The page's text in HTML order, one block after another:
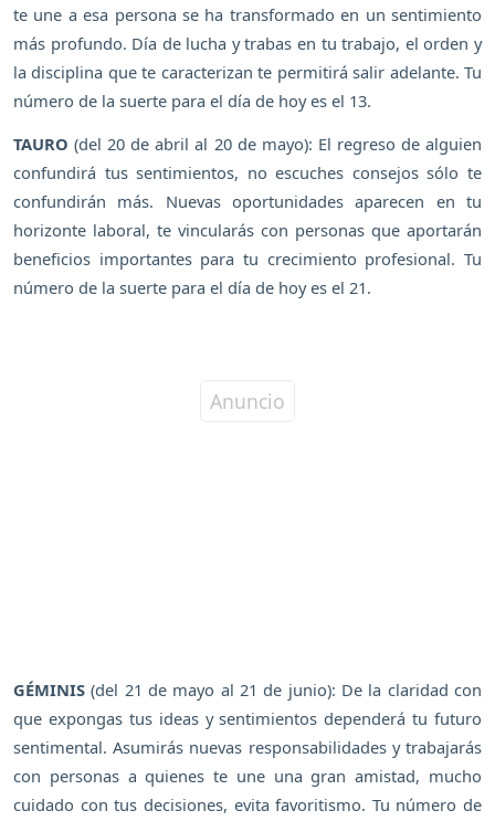
te une a esa persona se ha transformado en un sentimiento
más profundo. Día de lucha y trabas en tu trabajo, el orden y
la disciplina que te caracterizan te permitirá salir adelante. Tu
número de la suerte para el día de hoy es el 13.
TAURO (del 20 de abril al 20 de mayo): El regreso de alguien
confundirá tus sentimientos, no escuches consejos sólo te
confundirán más. Nuevas oportunidades aparecen en tu
horizonte laboral, te vincularás con personas que aportarán
beneficios importantes para tu crecimiento profesional. Tu
número de la suerte para el día de hoy es el 21.
GÉMINIS (del 21 de mayo al 21 de junio): De la claridad con
que expongas tus ideas y sentimientos dependerá tu futuro
sentimental. Asumirás nuevas responsabilidades y trabajarás
con personas a quienes te une una gran amistad, mucho
cuidado con tus decisiones, evita favoritismo. Tu número de